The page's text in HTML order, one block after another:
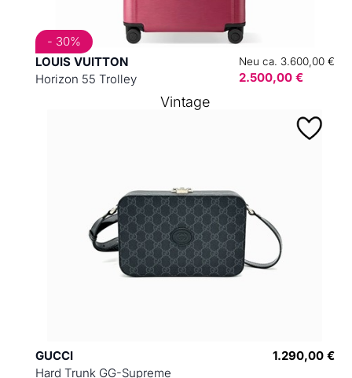
LOUIS VUITTON
Horizon 55 Trolley
Neu ca. 3.600,00 €
2.500,00 €
- 30%
GUCCI
Hard Trunk GG-Supreme
1.290,00 €
Vintage